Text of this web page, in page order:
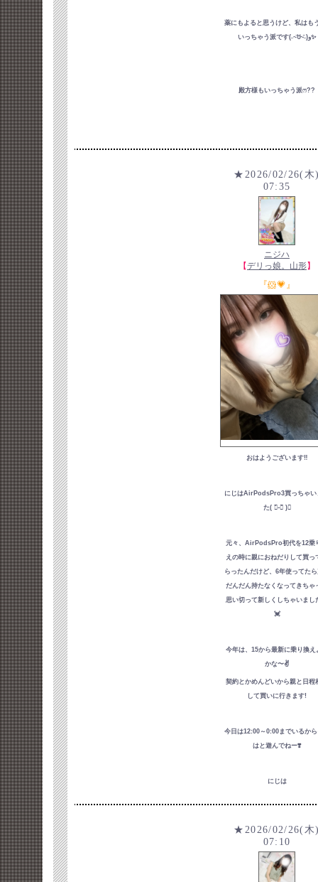
薬にもよると思うけど、私はも
いっちゃう派です(˶~᷄ꇴ~᷅˵)و✨
殿方様もいっちゃう派ෆ??
★2026/02/26(木
07:35
ニジハ
【デリっ娘。山形】
『🐹💗』
おはようございます‼️
にじはAirPodsPro3買っちゃい
た( ー̀֊ー́ )︎︎︎︎✌︎
元々、AirPodsPro初代を12乗
えの時に親におねだりして買っ
らったんだけど、6年使ってた
だんだん持たなくなってきちゃ
思い切って新しくしちゃいまし
💓
今年は、15から最新に乗り換え
かな〜✌️
契約とかめんどいから親と日程
して買いに行きます!
今日は12:00～0:00までいるから
はと遊んでねー❣️
にじは
★2026/02/26(木
07:10